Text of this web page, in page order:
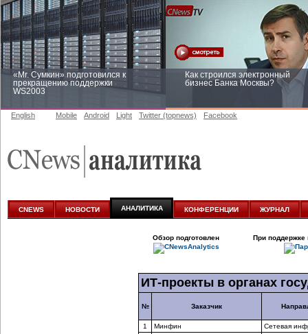
«Mr. Сумкин» подготовился к
прекращению поддержки
WS2003
Как строился электронный
бизнес Банка Москвы?
аналитике
English Mobile Android Light Twitter (topnews) Facebook
CNEWS НОВОСТИ АНАЛИТИКА КОНФЕРЕНЦИИ ЖУРНАЛ
Обзор подготовлен При поддержке
ИТ-проекты в органах
№ Заказчик
1 Минфин Сетевая